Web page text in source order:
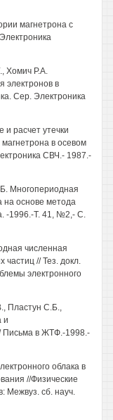
магнетрона с
Хомич Р.А.
электронов в
Сер. Электроника
расчет утечки
в осевом
СВЧ.- 1987.-
Многопериодная
на основе метода
-1996.-Т. 41, №2,- С.
численная
частиц // Тез. докл.
электронного
Пластун С.Б.,
и
Письма в ЖТФ.-1998.-
облака в
//Физические
Межвуз. сб. науч.